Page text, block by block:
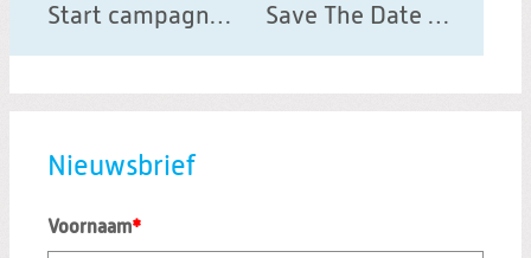
b
i
h
Start campagne Gemeenteraadsverkiezingen Velsen Save The Date 19 november 2025 19:30 uur
Nieuwsbrief
Voornaam*